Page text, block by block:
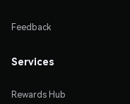
Feedback
Services
Rewards Hub